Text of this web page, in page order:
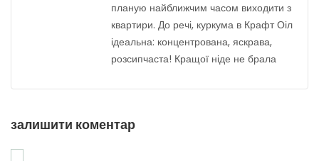
планую найближчим часом виходити з
квартири. До речі, куркума в Крафт Оіл
ідеальна: концентрована, яскрава,
розсипчаста! Кращої ніде не брала
залишити коментар